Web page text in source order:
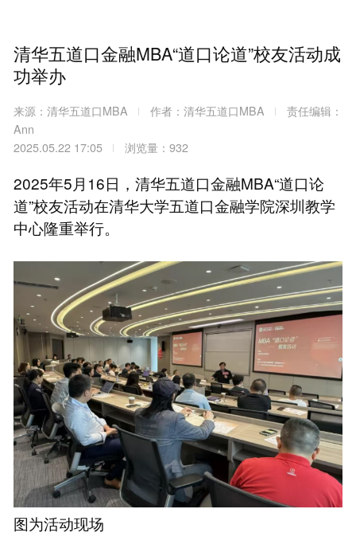
清华五道口金融MBA“道口论道”校友活动成
功举办
来源：清华五道口MBA 作者：清华五道口MBA
责任编辑：
Ann
2025.05.22 17:05
浏览量：932
2025年5月16日，清华五道口金融MBA“道口论
道”校友活动在清华大学五道口金融学院深圳教学
中心隆重举行。
图为活动现场